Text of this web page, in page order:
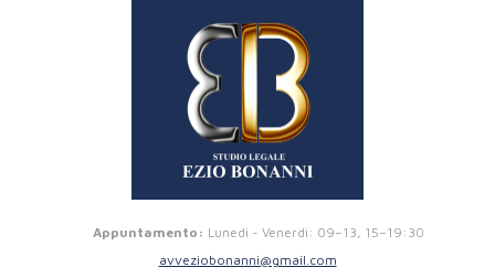
Appuntamento: Lunedi - Venerdi: 09–13, 15–19:30
avveziobonanni@gmail.com